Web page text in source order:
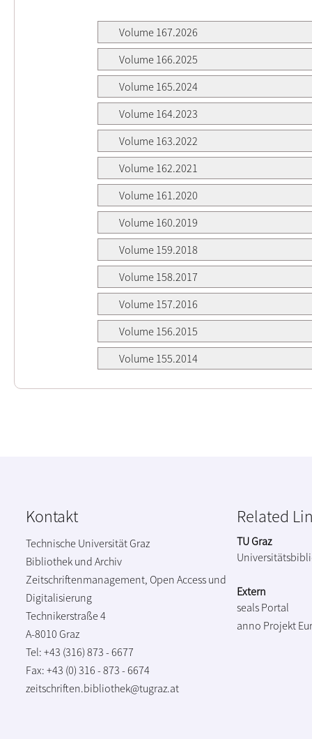
Volume 167.2026
Volume 166.2025
Volume 165.2024
Volume 164.2023
Volume 163.2022
Volume 162.2021
Volume 161.2020
Volume 160.2019
Volume 159.2018
Volume 158.2017
Volume 157.2016
Volume 156.2015
Volume 155.2014
Kontakt
Technische Universität Graz
Bibliothek und Archiv
Zeitschriftenmanagement, Open Access und
Digitalisierung
Technikerstraße 4
A-8010 Graz
Tel: +43 (316) 873 - 6677
Fax: +43 (0) 316 - 873 - 6674
zeitschriften.bibliothek@tugraz.at
Related
TU Graz
Extern
seals Portal
anno Projekt